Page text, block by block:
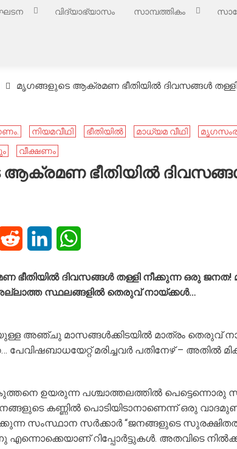
വിദ്യാഭ്യാസം സാമ്പത്തികം
മൃഗങ്ങളുടെ ആക്രമണ ഭീതിയിൽ ദിവസങ്ങൾ
നിയമവീഥി ഭീതിയില്‍ മാധ്യമ വീഥി
വീക്ഷണം
ഭീതിയിൽ
Reddit LinkedIn
ഭീതിയിൽ ദിവസങ്ങൾ തള്ളി നീക്കുന്ന ഒരു
അല്ലാത്ത സ്ഥലങ്ങളിൽ തെരുവ് നായ്ക്കൾ…
അഞ്ചു മാസങ്ങൾക്കിടയിൽ മാത്രം തെരുവ്
പേവിഷബാധയേറ്റ് മരിച്ചവർ പതിനേഴ് –
ഉയരുന്ന പശ്ചാത്തലത്തിൽ
കണ്ണിൽ പൊടിയിടാനാണെന്ന് ഒരു
സംസ്ഥാന സർക്കാർ “ജനങ്ങളുടെ
റിപ്പോർട്ടുകൾ. അതവിടെ